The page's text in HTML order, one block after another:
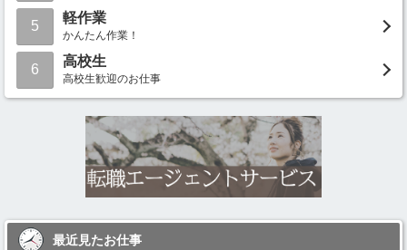
5
軽作業
かんたん作業！
6
高校生
高校生歓迎のお仕事
最近見たお仕事